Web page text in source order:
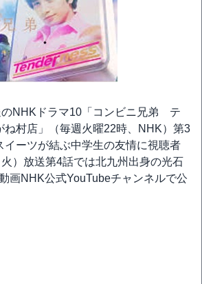
のNHKドラマ10「コンビニ兄弟 テ
ね村店」（毎週火曜22時、NHK）第3
イーツが結ぶ中学生の友情に視聴者
）放送第4話では北九州出身の光石
画NHK公式YouTubeチャンネルで公